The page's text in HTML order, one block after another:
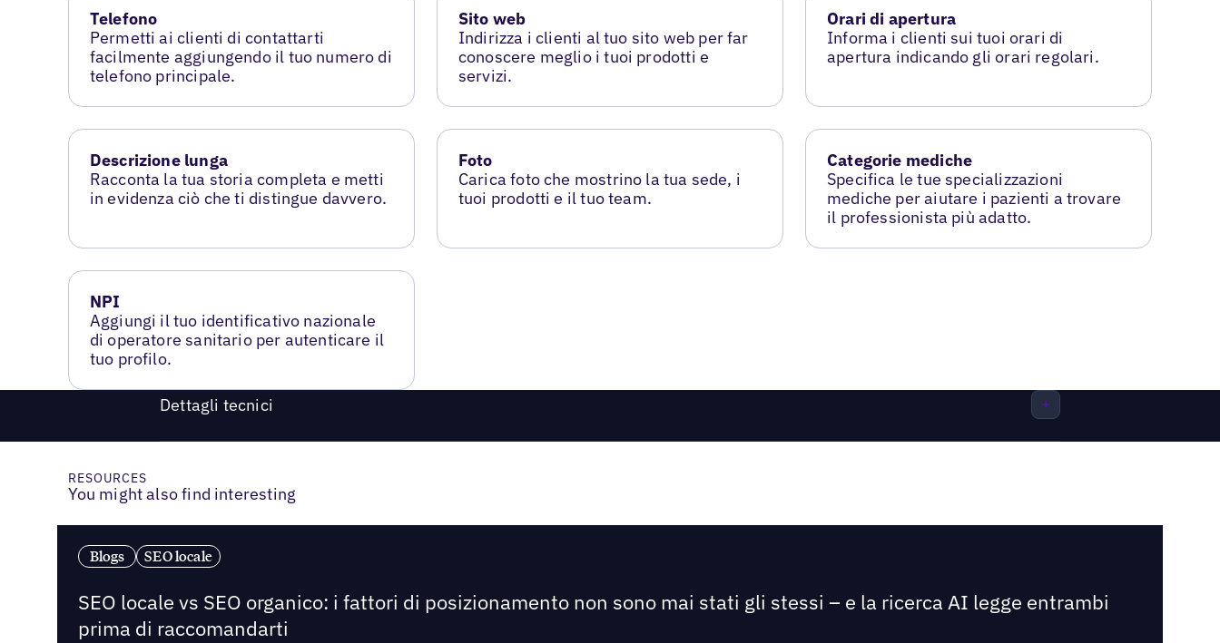
Telefono
Permetti ai clienti di contattarti
facilmente aggiungendo il tuo numero di
telefono principale.
Sito web
Indirizza i clienti al tuo sito web per far
conoscere meglio i tuoi prodotti e
servizi.
Orari di apertura
Informa i clienti sui tuoi orari di
apertura indicando gli orari regolari.
Descrizione lunga
Racconta la tua storia completa e metti
in evidenza ciò che ti distingue davvero.
Foto
Carica foto che mostrino la tua sede, i
tuoi prodotti e il tuo team.
Categorie mediche
Specifica le tue specializzazioni
mediche per aiutare i pazienti a trovare
il professionista più adatto.
NPI
Aggiungi il tuo identificativo nazionale
di operatore sanitario per autenticare il
tuo profilo.
Dettagli tecnici
RESOURCES
You might also find interesting
Blogs SEO locale
SEO locale vs SEO organico: i fattori di posizionamento non sono mai stati gli stessi – e la ricerca AI legge entrambi
prima di raccomandarti